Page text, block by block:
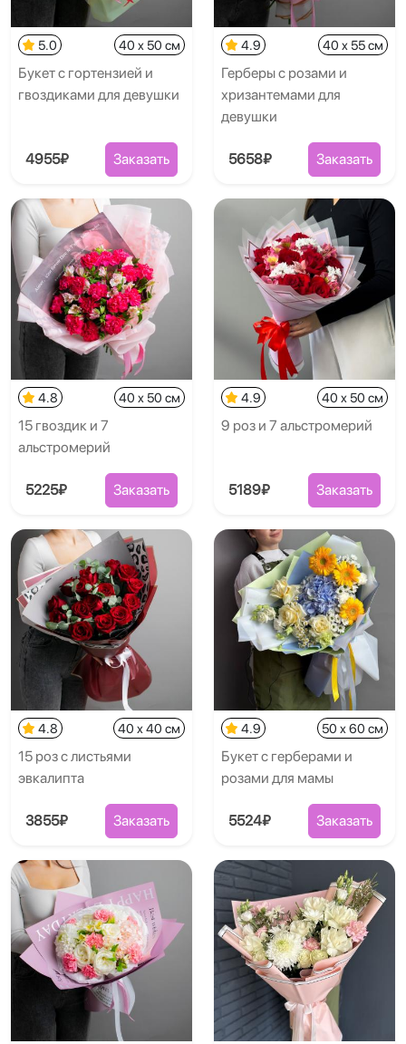
5.0 40 x 50 см
Букет с гортензией и
гвоздиками для девушки
4955₽ Заказать
4.9 40 x 55 см
Герберы с розами и
хризантемами для
девушки
5658₽ Заказать
4.8 40 x 50 см
15 гвоздик и 7
альстромерий
5225₽ Заказать
4.9 40 x 50 см
9 роз и 7 альстромерий
5189₽ Заказать
4.8 40 x 40 см
15 роз с листьями
эвкалипта
3855₽ Заказать
4.9 50 x 60 см
Букет с герберами и
розами для мамы
5524₽ Заказать